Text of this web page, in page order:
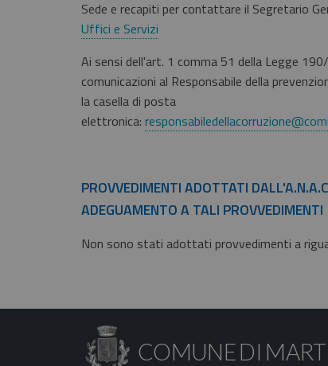
Sede e recapiti per contattare il Segretario
Uffici e Servizi
Ai sensi dell'art. 1 comma 51 della Legge
comunicazioni al Responsabile della
la casella di posta
elettronica:
PROVVEDIMENTI ADOTTATI
ADEGUAMENTO A TALI PROVVEDIMENTI
Non sono stati adottati provvedimenti a
COMUNE DI